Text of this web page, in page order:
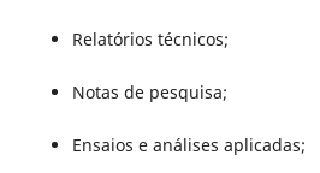
Relatórios técnicos;
Notas de pesquisa;
Ensaios e análises aplicadas;